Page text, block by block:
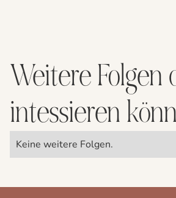
Weitere Folgen
intessieren
Keine weitere Folgen.